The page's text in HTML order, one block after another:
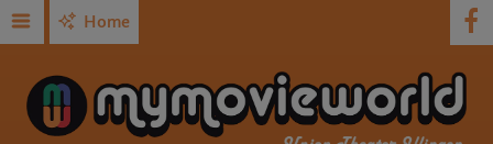
Home